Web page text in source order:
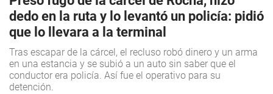
dedo en la ruta y lo levantó un policía: pidió
que lo llevara a la terminal
Tras escapar de la cárcel, el recluso robó dinero y un arma
en una estancia y se subió a un auto sin saber que el
conductor era policía. Así fue el operativo para su
detención.